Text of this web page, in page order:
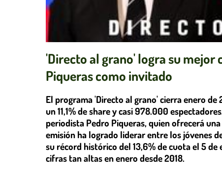
'Directo al grano' logra su mejor
Piqueras como invitado
El programa 'Directo al grano' cierra enero
un 11,1% de share y casi 978.000
periodista Pedro Piqueras, quien ofrecerá
emisión ha logrado liderar entre los jóvenes
su récord histórico del 13,6% de cuota el 5
cifras tan altas en enero desde 2018.